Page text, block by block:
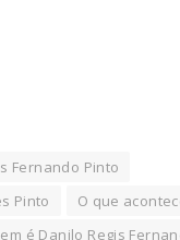
Fernando Pinto
Pinto
O que
é Danilo Regis